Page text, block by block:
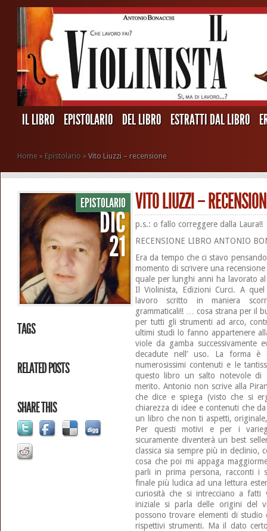
IL LIBRO EPISTOLARIO DEL LIBRO ESTRATTI DAL LIBRO
Home » Epistolario » Vito Liuzzi – recensione
EPISTOLARIO
DIC
21
TAGS
RELATED POSTS
SHARE THIS
VITO LIUZZI –
p.s.: o fallo correggere dalla Laura!!
RECENSIONE LIBRO ANTONIO
Era da tempo che ci stavo
momento di scrivere una
quale per lunghi anni ha lavorato
Il Violinista, Edizioni Curci. A
lavoro scritto in maniera
grammaticali!! … cosa strana per il
per tutti gli strumenti ad arco,
ultimi studi lo fanno appartenere
viole da gamba successivamente
decadute nell’ uso. La forma
numerosissimi contenuti e le
questo libro un salto notevole di
merito. Antonio non scrive alla
che dice e spiega (visto che si
chiarezza di idee e contenuti che
un libro che non ti aspetti,
Per questi motivi e per i
sicuramente diventerà un best
classica sia sempre più in declinio,
cosa che poi mi appaga
parli in prima persona, racconti i
finale più ludica ad una lettura
curiosità che si intrecciano a fatti
iniziale si parla delle origini del
possono trovare elementi di
rispettivi strumenti. Ma il dato